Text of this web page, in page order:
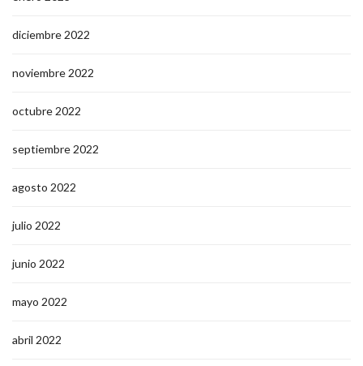
diciembre 2022
noviembre 2022
octubre 2022
septiembre 2022
agosto 2022
julio 2022
junio 2022
mayo 2022
abril 2022